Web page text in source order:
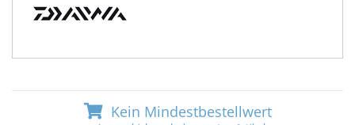
Kein Mindestbestellwert